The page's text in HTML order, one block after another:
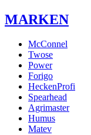
MARKEN
McConnel
Twose
Power
Forigo
HeckenProfi
Spearhead
Agrimaster
Humus
Matev